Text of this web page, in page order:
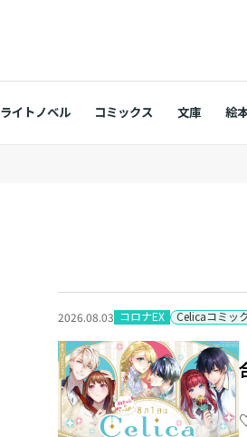
ライトノベル コミックス 文庫 絵
2026.08.03 コロナEX Celicaコミッ